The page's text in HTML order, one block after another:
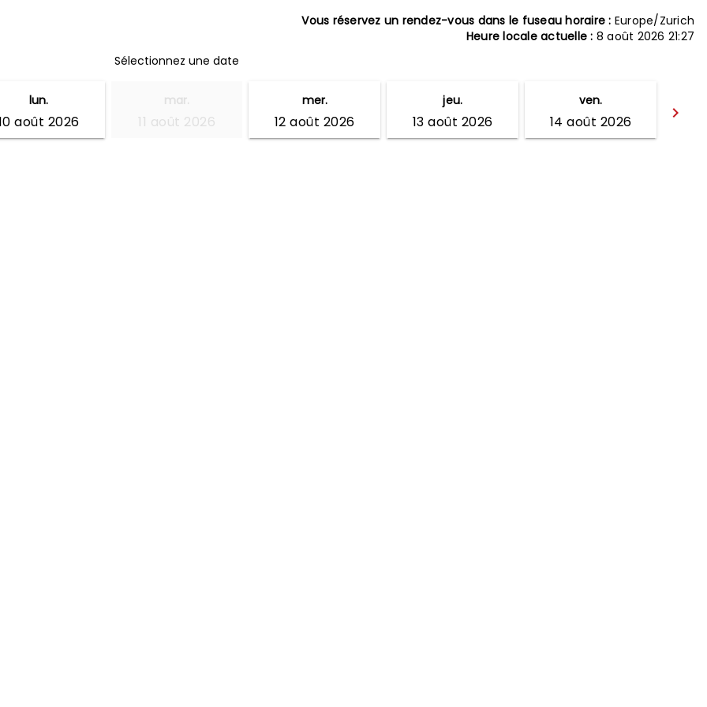
Vous réservez un rendez-vous dans le fuseau horaire : Europe/Zurich
Heure locale actuelle : 8 août 2026 21:27
Sélectionnez une date
keyboard_arrow_right
lun.
août 2026
mar.
11 août 2026
mer.
12 août 2026
jeu.
13 août 2026
ven.
14 août 2026